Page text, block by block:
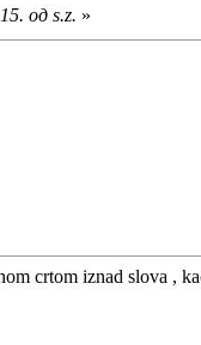
од s.z. »
crtom iznad slova ,